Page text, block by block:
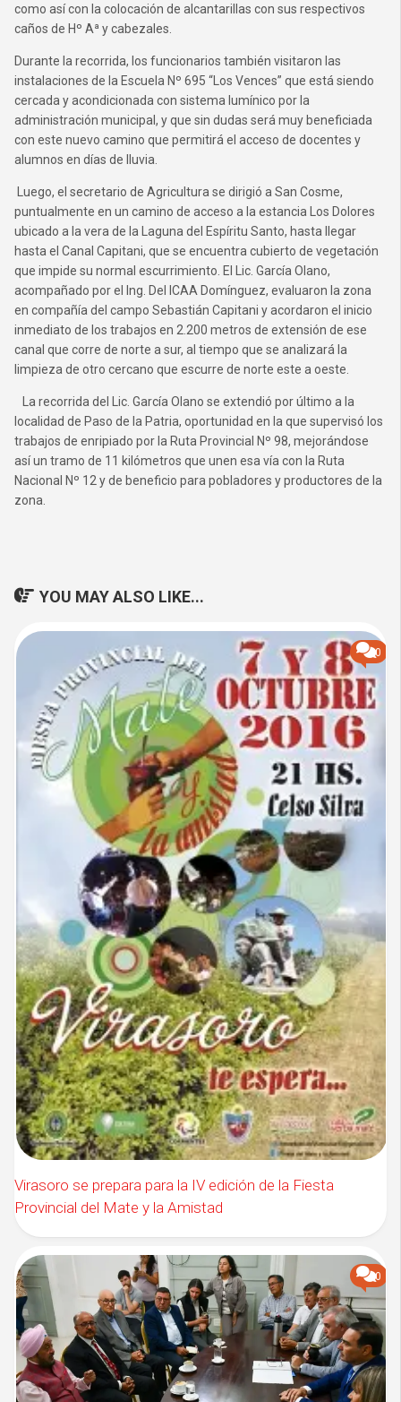
como así con la colocación de alcantarillas con sus respectivos
caños de Hº Aª y cabezales.
Durante la recorrida, los funcionarios también visitaron las
instalaciones de la Escuela Nº 695 “Los Vences” que está siendo
cercada y acondicionada con sistema lumínico por la
administración municipal, y que sin dudas será muy beneficiada
con este nuevo camino que permitirá el acceso de docentes y
alumnos en días de lluvia.
Luego, el secretario de Agricultura se dirigió a San Cosme,
puntualmente en un camino de acceso a la estancia Los Dolores
ubicado a la vera de la Laguna del Espíritu Santo, hasta llegar
hasta el Canal Capitani, que se encuentra cubierto de vegetación
que impide su normal escurrimiento. El Lic. García Olano,
acompañado por el Ing. Del ICAA Domínguez, evaluaron la zona
en compañía del campo Sebastián Capitani y acordaron el inicio
inmediato de los trabajos en 2.200 metros de extensión de ese
canal que corre de norte a sur, al tiempo que se analizará la
limpieza de otro cercano que escurre de norte este a oeste.
La recorrida del Lic. García Olano se extendió por último a la
localidad de Paso de la Patria, oportunidad en la que supervisó los
trabajos de enripiado por la Ruta Provincial Nº 98, mejorándose
así un tramo de 11 kilómetros que unen esa vía con la Ruta
Nacional Nº 12 y de beneficio para pobladores y productores de la
zona.
YOU MAY ALSO LIKE...
0
Virasoro se prepara para la IV edición de la Fiesta
Provincial del Mate y la Amistad
0